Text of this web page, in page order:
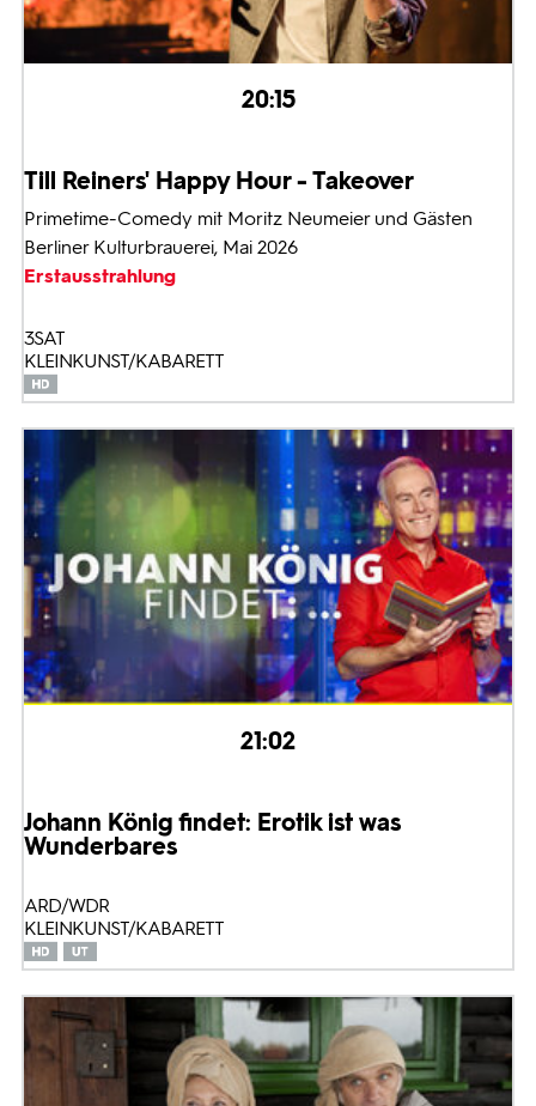
20:15
Till Reiners' Happy Hour - Takeover
Primetime-Comedy mit Moritz Neumeier und Gästen
Berliner Kulturbrauerei, Mai 2026
Erstausstrahlung
3SAT
KLEINKUNST/KABARETT
21:02
Johann König findet: Erotik ist was
Wunderbares
ARD/WDR
KLEINKUNST/KABARETT